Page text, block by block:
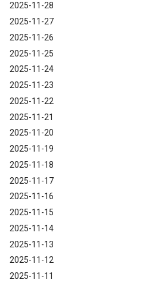
2025-11-28
2025-11-27
2025-11-26
2025-11-25
2025-11-24
2025-11-23
2025-11-22
2025-11-21
2025-11-20
2025-11-19
2025-11-18
2025-11-17
2025-11-16
2025-11-15
2025-11-14
2025-11-13
2025-11-12
2025-11-11